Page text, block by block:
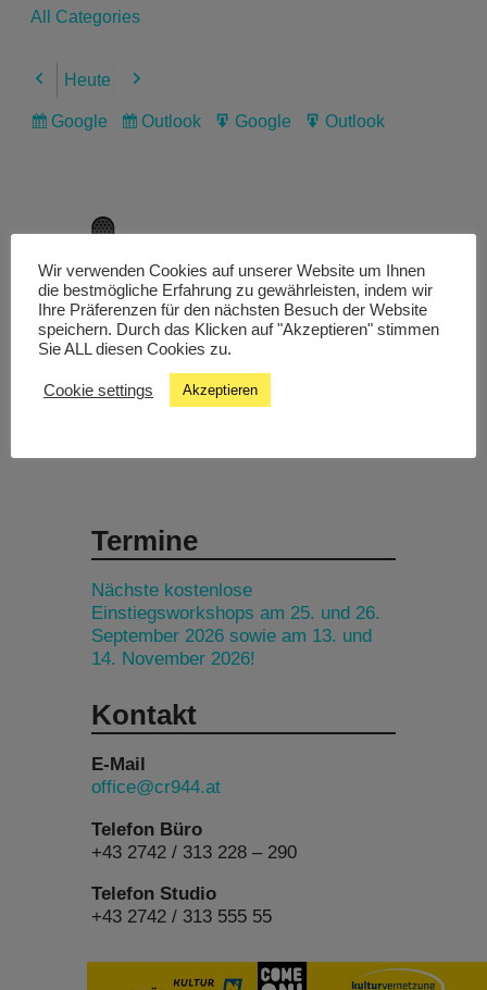
All Categories
Previous
Heute Next
Subscribe
Google
Subscribe
Outlook
Export
Google
Export
Outlook
Livestream
Studiochat
Termine
Nächste kostenlose
Einstiegsworkshops am 25. und 26.
September 2026 sowie am 13. und
14. November 2026!
Kontakt
E-Mail
office@cr944.at
Telefon Büro
+43 2742 / 313 228 – 290
Telefon Studio
+43 2742 / 313 555 55
Wir verwenden Cookies auf unserer Website um Ihnen
die bestmögliche Erfahrung zu gewährleisten, indem wir
Ihre Präferenzen für den nächsten Besuch der Website
speichern. Durch das Klicken auf "Akzeptieren" stimmen
Sie ALL diesen Cookies zu.
Cookie settings Akzeptieren